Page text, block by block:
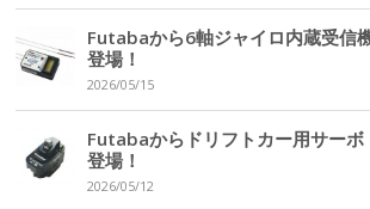
Futabaから6軸ジャイロ内蔵受信
登場！
2026/05/15
Futabaからドリフトカー用サーボ
登場！
2026/05/12